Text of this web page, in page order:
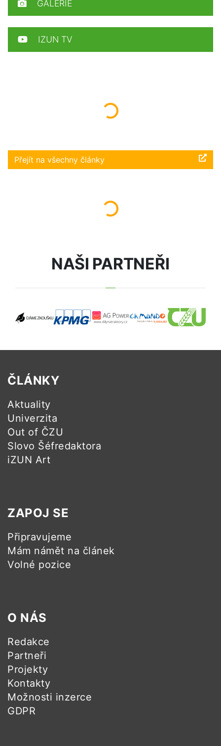
Načítám...
Přejít na všechny články
Načítám...
GALERIE
IZUN TV
NAŠI PARTNEŘI
ČLÁNKY
Aktuality
Univerzita
Out of ČZU
Slovo Šéfredaktora
iZUN Art
ZAPOJ SE
Připravujeme
Mám námět na článek
Volné pozice
O NÁS
Redakce
Partneři
Projekty
Kontakty
Možnosti inzerce
GDPR